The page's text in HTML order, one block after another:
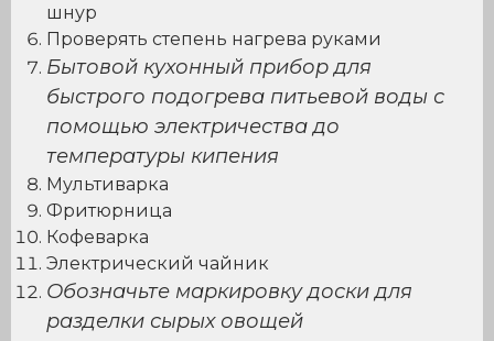
шнур
Проверять степень нагрева руками
Бытовой кухонный прибор для
быстрого подогрева питьевой воды с
помощью электричества до
температуры кипения
Мультиварка
Фритюрница
Кофеварка
Электрический чайник
Обозначьте маркировку доски для
разделки сырых овощей